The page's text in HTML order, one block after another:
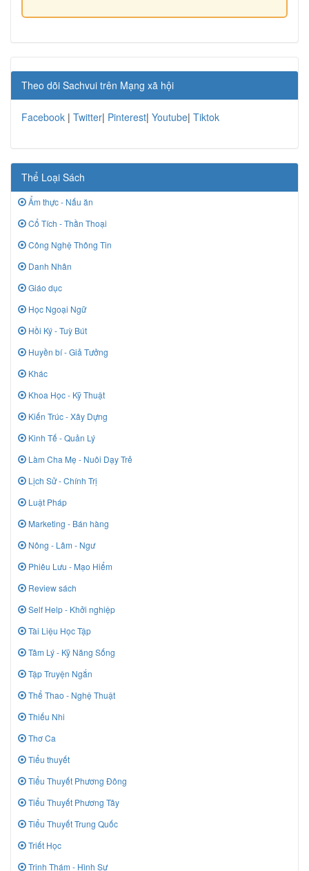
Theo dõi Sachvui trên Mạng xã hội
Facebook | Twitter| Pinterest| Youtube| Tiktok
Thể Loại Sách
Ẩm thực - Nấu ăn
Cổ Tích - Thần Thoại
Công Nghệ Thông Tin
Danh Nhân
Giáo dục
Học Ngoại Ngữ
Hồi Ký - Tuỳ Bút
Huyền bí - Giả Tưởng
Khác
Khoa Học - Kỹ Thuật
Kiến Trúc - Xây Dựng
Kinh Tế - Quản Lý
Làm Cha Mẹ - Nuôi Dạy Trẻ
Lịch Sử - Chính Trị
Luật Pháp
Marketing - Bán hàng
Nông - Lâm - Ngư
Phiêu Lưu - Mạo Hiểm
Review sách
Self Help - Khởi nghiệp
Tài Liệu Học Tập
Tâm Lý - Kỹ Năng Sống
Tập Truyện Ngắn
Thể Thao - Nghệ Thuật
Thiếu Nhi
Thơ Ca
Tiểu thuyết
Tiểu Thuyết Phương Đông
Tiểu Thuyết Phương Tây
Tiểu Thuyết Trung Quốc
Triết Học
Trinh Thám - Hình Sự